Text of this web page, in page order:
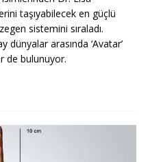
taşıyabilecek en güçlü
sistemini sıraladı.
dünyalar arasında ‘Avatar’
de bulunuyor.